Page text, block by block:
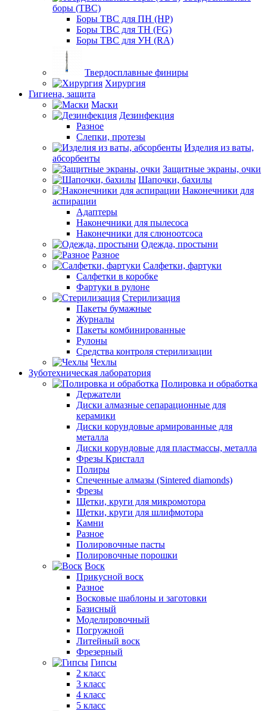
боры (ТВС)
Боры ТВС для ПН (HP)
Боры ТВС для ТН (FG)
Боры ТВС для УН (RA)
Твердосплавные финиры
Хирургия
Гигиена, защита
Маски
Дезинфекция
Разное
Слепки, протезы
Изделия из ваты,
абсорбенты
Защитные экраны, очки
Шапочки, бахилы
Наконечники для
аспирации
Адаптеры
Наконечники для пылесоса
Наконечники для слюноотсоса
Одежда, простыни
Разное
Салфетки, фартуки
Салфетки в коробке
Фартуки в рулоне
Стерилизация
Пакеты бумажные
Журналы
Пакеты комбинированные
Рулоны
Средства контроля стерилизации
Чехлы
Зуботехническая лаборатория
Полировка и обработка
Держатели
Диски алмазные сепарационные для
керамики
Диски корундовые армированные для
металла
Диски корундовые для пластмассы, металла
Фрезы Кристалл
Полиры
Спеченные алмазы (Sintered diamonds)
Фрезы
Щетки, круги для микромотора
Щетки, круги для шлифмотора
Камни
Разное
Полировочные пасты
Полировочные порошки
Воск
Прикусной воск
Разное
Восковые шаблоны и заготовки
Базисный
Моделировочный
Погружной
Литейный воск
Фрезерный
Гипсы
2 класс
3 класс
4 класс
5 класс